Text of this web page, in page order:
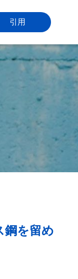
引用
鋼を留め